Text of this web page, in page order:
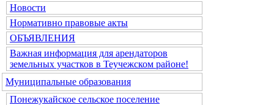
Новости
Нормативно правовые акты
ОБЪЯВЛЕНИЯ
Важная информация для арендаторов
земельных участков в Теучежском районе!
Муниципальные образования
Понежукайское сельское поселение